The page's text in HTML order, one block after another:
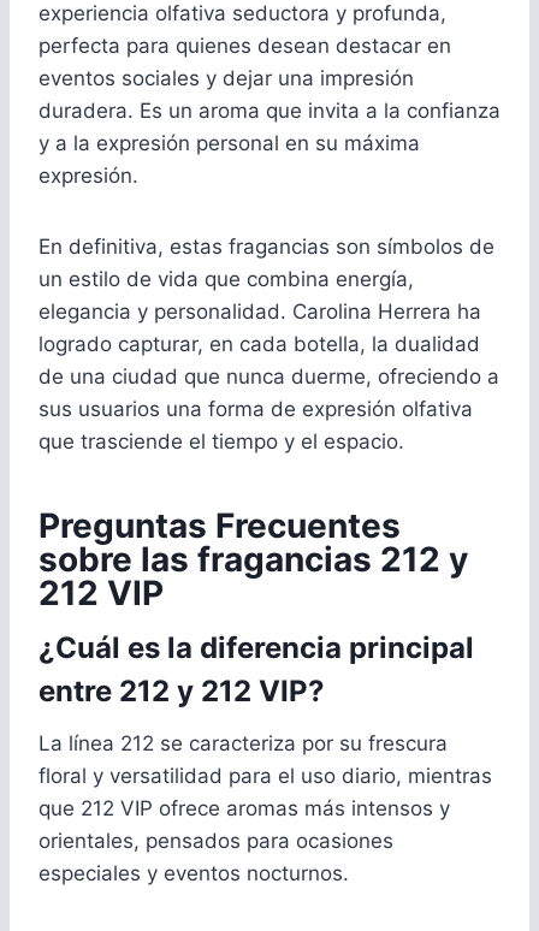
experiencia olfativa seductora y profunda,
perfecta para quienes desean destacar en
eventos sociales y dejar una impresión
duradera. Es un aroma que invita a la confianza
y a la expresión personal en su máxima
expresión.
En definitiva, estas fragancias son símbolos de
un estilo de vida que combina energía,
elegancia y personalidad. Carolina Herrera ha
logrado capturar, en cada botella, la dualidad
de una ciudad que nunca duerme, ofreciendo a
sus usuarios una forma de expresión olfativa
que trasciende el tiempo y el espacio.
Preguntas Frecuentes
sobre las fragancias 212 y
212 VIP
¿Cuál es la diferencia principal
entre 212 y 212 VIP?
La línea 212 se caracteriza por su frescura
floral y versatilidad para el uso diario, mientras
que 212 VIP ofrece aromas más intensos y
orientales, pensados para ocasiones
especiales y eventos nocturnos.